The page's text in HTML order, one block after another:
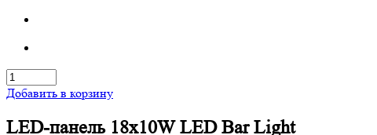
Добавить в корзину
LED-панель 18x10W LED Bar Light